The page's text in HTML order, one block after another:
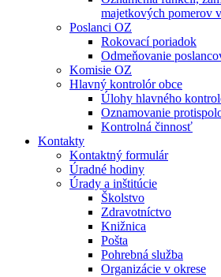
majetkových pomerov
Poslanci OZ
Rokovací poriadok
Odmeňovanie
Komisie OZ
Hlavný kontrolór obce
Úlohy hlavného
Oznamovanie
Kontrolná činnosť
Kontakty
Kontaktný formulár
Úradné hodiny
Úrady a inštitúcie
Školstvo
Zdravotníctvo
Knižnica
Pošta
Pohrebná služba
Organizácie v okrese